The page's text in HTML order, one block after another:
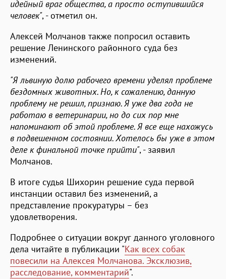
идейный враг общества, а просто оступившийся
человек", - отметил он.
Алексей Молчанов также попросил оставить
решение Ленинского районного суда без
изменений.
"Я львиную долю рабочего времени уделял проблеме
бездомных животных. Но, к сожалению, данную
проблему не решил, признаю. Я уже два года не
работаю в ветеринарии, но до сих пор мне
напоминают об этой проблеме. Я все еще нахожусь
в подвешенном состоянии. Хотелось бы уже в этом
деле к финальной точке прийти", - заявил
Молчанов.
В итоге судья Шихорин решение суда первой
инстанции оставил без изменений, а
представление прокуратуры – без
удовлетворения.
Подробнее о ситуации вокруг данного уголовного
дела читайте в публикации "Как всех собак
повесили на Алексея Молчанова. Эксклюзив,
расследование, комментарий".